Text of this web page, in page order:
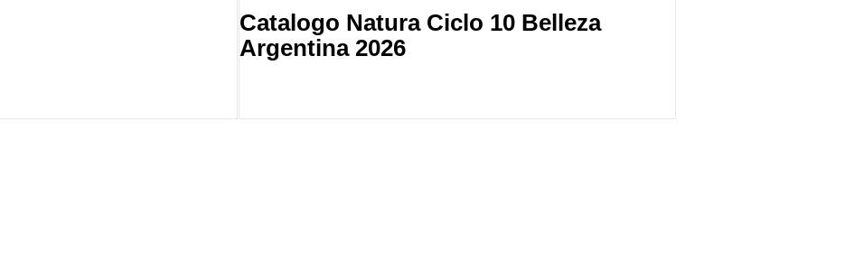
Catalogo Natura Ciclo 10 Belleza
Argentina 2026